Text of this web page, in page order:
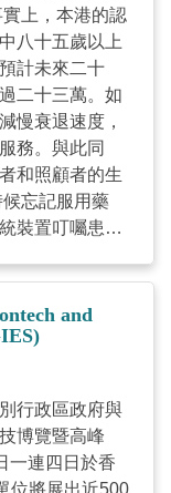
師岑天茵表
務變得多元
用由丹麥引入
撫枕隨著使用
患有中至後期
用撫枕，提供
緒，能讓患者
而撫枕發出的
內的其他院
「南瓜仔」，搔
應，也會跟老
不少「南瓜
現在很多不同
希望要找出不
真正在復康上
入延緩或訓練
上，本港的認
八十五歲以上
計未來二十
二十三萬。如
慢衰退速度，
務。與此同
和照顧者的生
忘記服用藥
裝置叮囑患者
問題。 再者，
表達，一些協
試用由荷蘭引
搓表面，轉換
作發出柔和的
將在本月21日
」展出。 同
and
行政區政府與
博覽暨高峰
一連四日於香
位將展出近500